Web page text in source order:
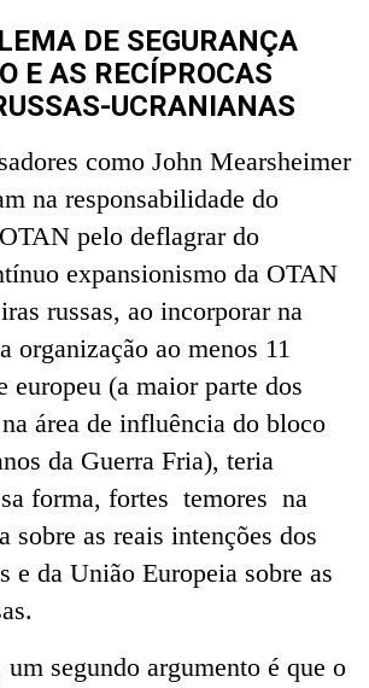
DE SEGURANÇA
E AS RECÍPROCAS
UCRANIANAS
como John Mearsheimer
na responsabilidade do
pelo deflagrar do
expansionismo da OTAN
russas, ao incorporar na
organização ao menos 11
europeu (a maior parte dos
área de influência do bloco
da Guerra Fria), teria
forma, fortes temores na
sobre as reais intenções dos
e da União Europeia sobre as
segundo argumento é que o